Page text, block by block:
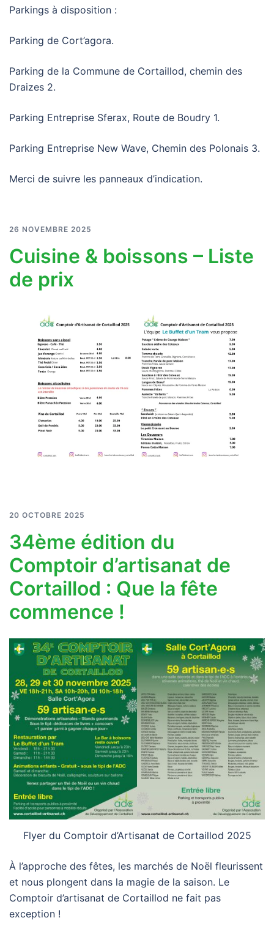
Parkings à disposition :
Parking de Cort’agora.
Parking de la Commune de Cortaillod, chemin des
Draizes 2.
Parking Entreprise Sferax, Route de Boudry 1.
Parking Entreprise New Wave, Chemin des Polonais 3.
Merci de suivre les panneaux d’indication.
26 NOVEMBRE 2025
Cuisine & boissons – Liste
de prix
20 OCTOBRE 2025
34ème édition du
Comptoir d’artisanat de
Cortaillod : Que la fête
commence !
Flyer du Comptoir d’Artisanat de Cortaillod 2025
À l’approche des fêtes, les marchés de Noël fleurissent
et nous plongent dans la magie de la saison. Le
Comptoir d’artisanat de Cortaillod ne fait pas
exception !